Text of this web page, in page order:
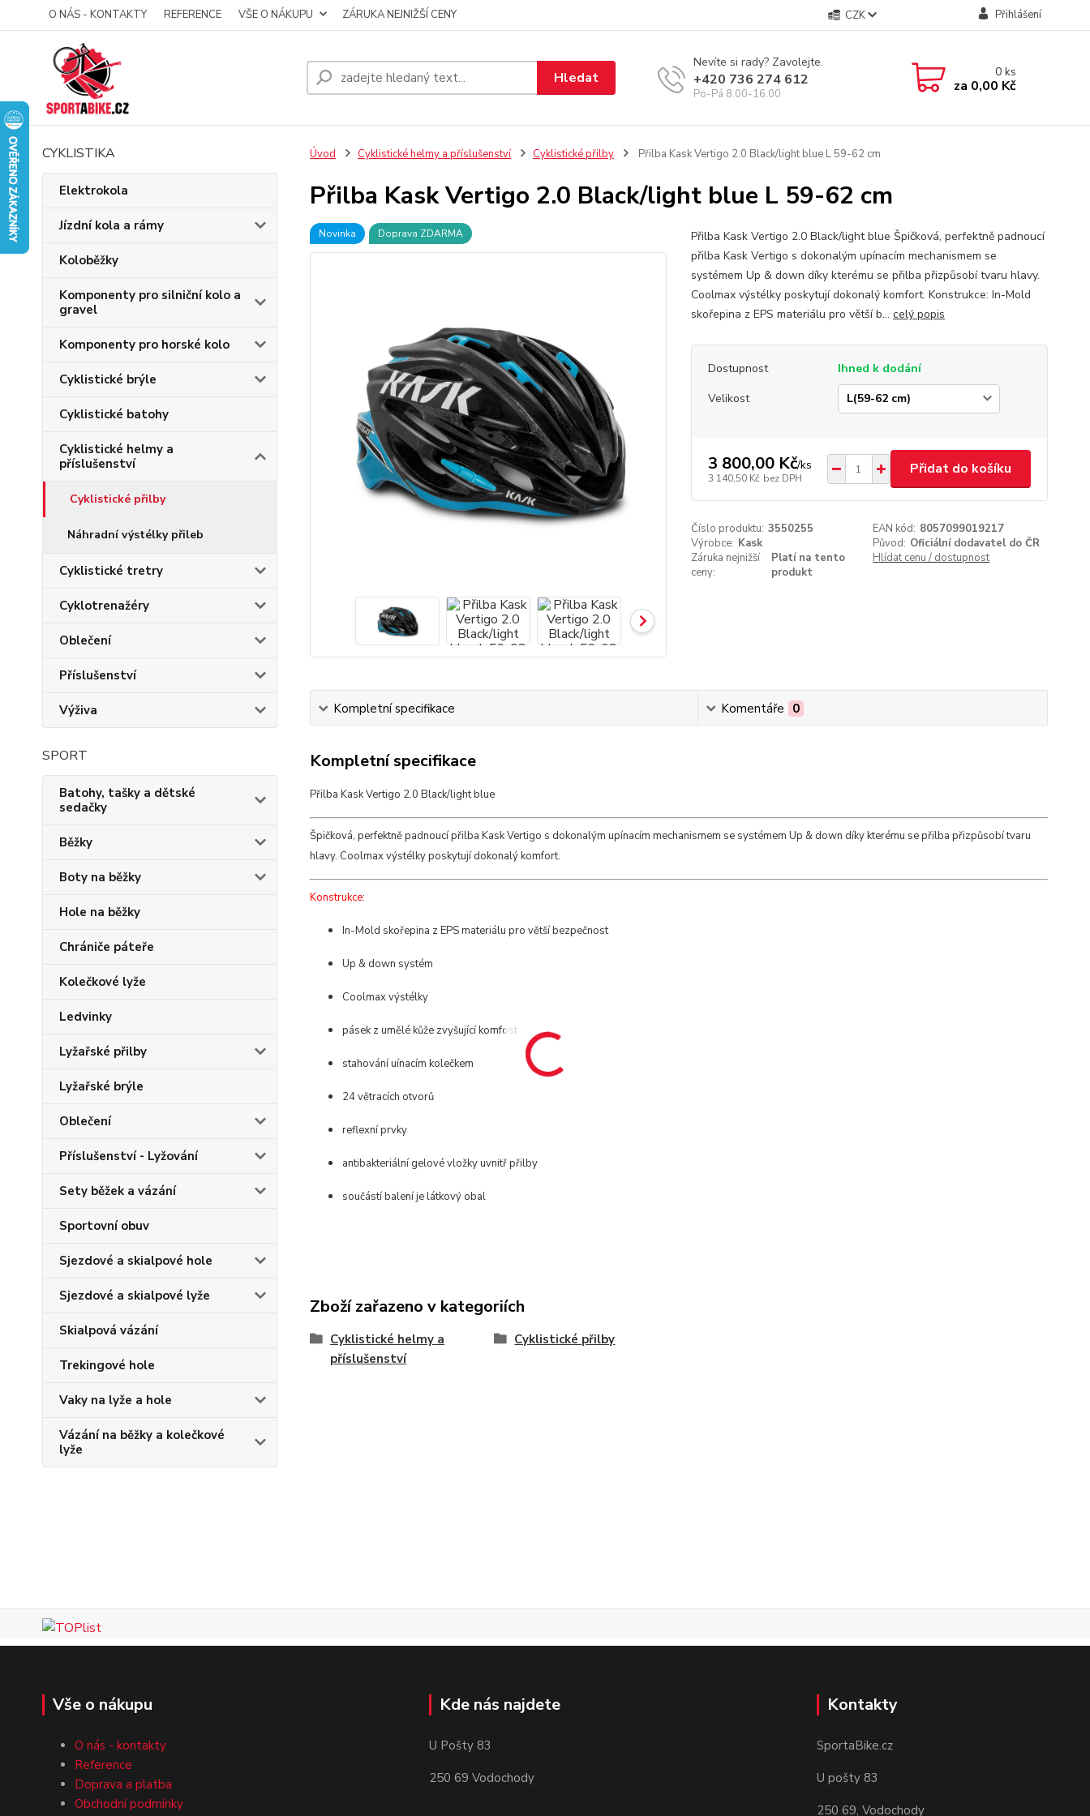
O NÁS - KONTAKTY REFERENCE VŠE O NÁKUPU ZÁRUKA NEJNIŽŠÍ CENY CZK Přihlášení
Hledat
Nevíte si rady? Zavolejte.
+420 736 274 612
Po-Pá 8.00-16.00
0ks
za 0,00 Kč
CYKLISTIKA
Elektrokola
Jízdní kola a rámy
Koloběžky
Komponenty pro silniční kolo a
gravel
Komponenty pro horské kolo
Cyklistické brýle
Cyklistické batohy
Cyklistické helmy a
příslušenství
Cyklistické přilby
Náhradní výstélky přileb
Cyklistické tretry
Cyklotrenažéry
Oblečení
Příslušenství
Výživa
SPORT
Batohy, tašky a dětské
sedačky
Běžky
Boty na běžky
Hole na běžky
Chrániče páteře
Kolečkové lyže
Ledvinky
Lyžařské přilby
Lyžařské brýle
Oblečení
Příslušenství - Lyžování
Sety běžek a vázání
Sportovní obuv
Sjezdové a skialpové hole
Sjezdové a skialpové lyže
Skialpová vázání
Trekingové hole
Vaky na lyže a hole
Vázání na běžky a kolečkové
lyže
Úvod Cyklistické helmy a příslušenství Cyklistické přilby Přilba Kask Vertigo 2.0 Black/light blue L 59-62 cm
Přilba Kask Vertigo 2.0 Black/light blue L 59-62 cm
Novinka Doprava ZDARMA
Přilba Kask Vertigo 2.0 Black/light blue Špičková, perfektně padnoucí
přilba Kask Vertigo s dokonalým upínacím mechanismem se
systémem Up & down díky kterému se přilba přizpůsobí tvaru hlavy.
Coolmax výstélky poskytují dokonalý komfort. Konstrukce: In-Mold
skořepina z EPS materiálu pro větší b... celý popis
Dostupnost
Ihned k dodání
Velikost
3 800,00 Kč/ks
3 140,50 Kč bez DPH
Přidat do košíku
Číslo produktu: 3550255 EAN kód: 8057099019217
Výrobce: Kask Původ: Oficiální dodavatel do ČR
Záruka nejnižší
ceny:
Platí na tento
produkt
Hlídat cenu / dostupnost
Kompletní specifikace Komentáře 0
Kompletní specifikace
Přilba Kask Vertigo 2.0 Black/light blue
Špičková, perfektně padnoucí přilba Kask Vertigo s dokonalým upínacím mechanismem se systémem Up & down díky kterému se přilba přizpůsobí tvaru
hlavy. Coolmax výstélky poskytují dokonalý komfort.
Konstrukce:
In-Mold skořepina z EPS materiálu pro větší bezpečnost
Up & down systém
Coolmax výstélky
pásek z umělé kůže zvyšující komfost
stahování uínacím kolečkem
24 větracích otvorů
reflexní prvky
antibakteriální gelové vložky uvnitř přilby
součástí balení je látkový obal
Zboží zařazeno v kategoriích
Cyklistické helmy a
příslušenství
Cyklistické přilby
Vše o nákupu
O nás - kontakty
Reference
Doprava a platba
Obchodní podmínky
Kde nás najdete
U Pošty 83
250 69 Vodochody
Kontakty
SportaBike.cz
U pošty 83
250 69, Vodochody